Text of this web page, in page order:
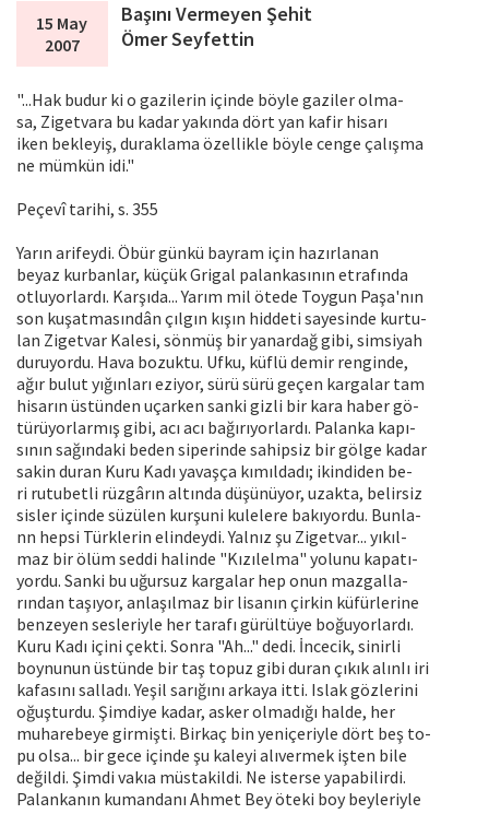
15 May
2007
Başını Vermeyen Şehit
Ömer Seyfettin
"...Hak budur ki o gazilerin içinde böyle gaziler olma-
sa, Zigetvara bu kadar yakında dört yan kafir hisarı
iken bekleyiş, duraklama özellikle böyle cenge çalışma
ne mümkün idi."
Peçevî tarihi, s. 355
Yarın arifeydi. Öbür günkü bayram için hazırlanan
beyaz kurbanlar, küçük Grigal palankasının etrafında
otluyorlardı. Karşıda... Yarım mil ötede Toygun Paşa'nın
son kuşatmasındân çılgın kışın hiddeti sayesinde kurtu-
lan Zigetvar Kalesi, sönmüş bir yanardağ gibi, simsiyah
duruyordu. Hava bozuktu. Ufku, küflü demir renginde,
ağır bulut yığınları eziyor, sürü sürü geçen kargalar tam
hisarın üstünden uçarken sanki gizli bir kara haber gö-
türüyorlarmış gibi, acı acı bağırıyorlardı. Palanka kapı-
sının sağındaki beden siperinde sahipsiz bir gölge kadar
sakin duran Kuru Kadı yavaşça kımıldadı; ikindiden be-
ri rutubetli rüzgârın altında düşünüyor, uzakta, belirsiz
sisler içinde süzülen kurşuni kulelere bakıyordu. Bunla-
nn hepsi Türklerin elindeydi. Yalnız şu Zigetvar... yıkıl-
maz bir ölüm seddi halinde "Kızılelma" yolunu kapatı-
yordu. Sanki bu uğursuz kargalar hep onun mazgalla-
rından taşıyor, anlaşılmaz bir lisanın çirkin küfürlerine
benzeyen sesleriyle her tarafı gürültüye boğuyorlardı.
Kuru Kadı içini çekti. Sonra "Ah..." dedi. İncecik, sinirli
boynunun üstünde bir taş topuz gibi duran çıkık alınIı iri
kafasını salladı. Yeşil sarığını arkaya itti. Islak gözlerini
oğuşturdu. Şimdiye kadar, asker olmadığı halde, her
muharebeye girmişti. Birkaç bin yeniçeriyle dört beş to-
pu olsa... bir gece içinde şu kaleyi alıvermek işten bile
değildi. Şimdi vakıa müstakildi. Ne isterse yapabilirdi.
Palankanın kumandanı Ahmet Bey öteki boy beyleriyle